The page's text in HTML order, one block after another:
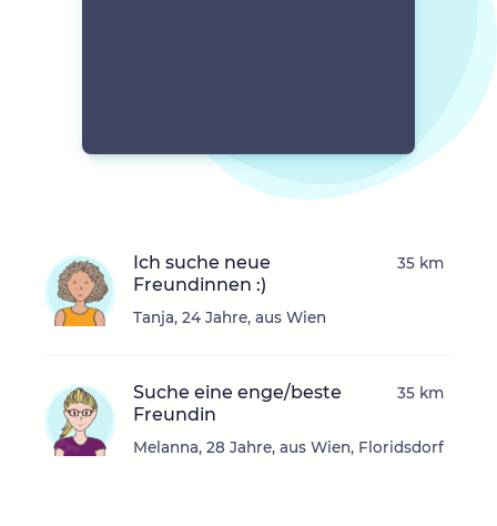
Ich suche neue
Freundinnen :)
Tanja, 24 Jahre, aus Wien
35 km
Suche eine enge/beste
Freundin
Melanna, 28 Jahre, aus Wien, Floridsdorf
35 km